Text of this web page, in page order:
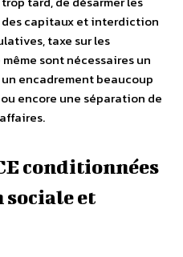
des capitaux et interdiction
taxe sur les
sont nécessaires un
encadrement beaucoup
encore une séparation de
conditionnées
sociale et